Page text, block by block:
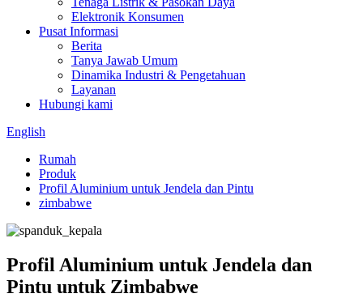
Elektronik Konsumen
Pusat Informasi
Berita
Tanya Jawab Umum
Dinamika Industri & Pengetahuan
Layanan
Hubungi kami
English
Rumah
Produk
Profil Aluminium untuk Jendela dan Pintu
zimbabwe
Profil Aluminium untuk Jendela dan
Pintu untuk Zimbabwe